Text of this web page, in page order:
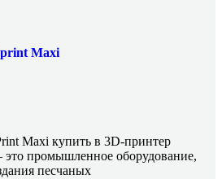
Maxi
Maxi купить в 3D-принтер
промышленное оборудование,
песчаных